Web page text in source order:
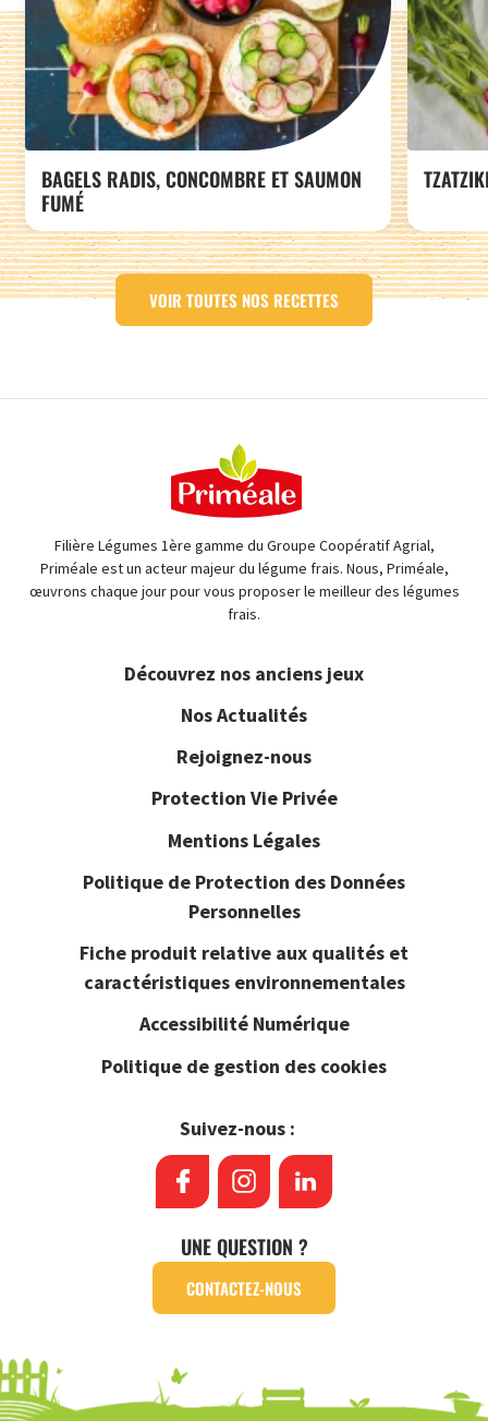
BAGELS RADIS, CONCOMBRE ET SAUMON
FUMÉ
VOIR TOUTES NOS RECETTES
Filière Légumes 1ère gamme du Groupe Coopératif Agrial,
Priméale est un acteur majeur du légume frais. Nous, Priméale,
œuvrons chaque jour pour vous proposer le meilleur des légumes
frais.
Découvrez nos anciens jeux
Nos Actualités
Rejoignez-nous
Protection Vie Privée
Mentions Légales
Politique de Protection des Données
Personnelles
Fiche produit relative aux qualités et
caractéristiques environnementales
Accessibilité Numérique
Politique de gestion des cookies
Suivez-nous :
UNE QUESTION ?
CONTACTEZ-NOUS